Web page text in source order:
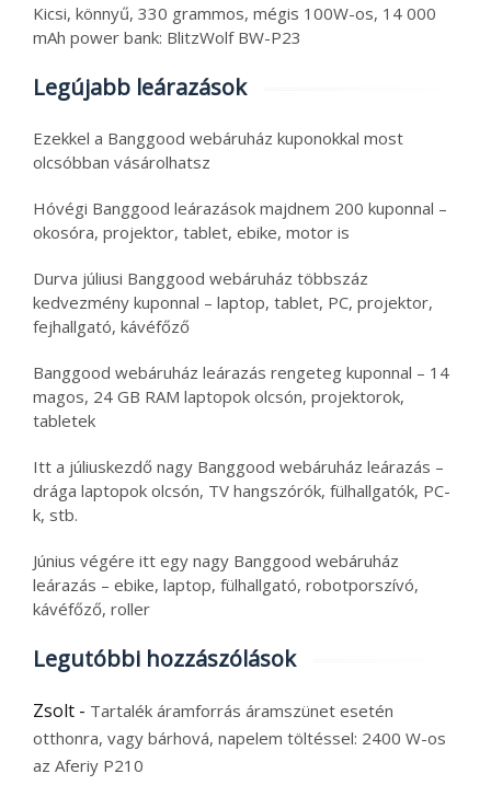
Kicsi, könnyű, 330 grammos, mégis 100W-os, 14 000
mAh power bank: BlitzWolf BW-P23
Legújabb leárazások
Ezekkel a Banggood webáruház kuponokkal most
olcsóbban vásárolhatsz
Hóvégi Banggood leárazások majdnem 200 kuponnal –
okosóra, projektor, tablet, ebike, motor is
Durva júliusi Banggood webáruház többszáz
kedvezmény kuponnal – laptop, tablet, PC, projektor,
fejhallgató, kávéfőző
Banggood webáruház leárazás rengeteg kuponnal – 14
magos, 24 GB RAM laptopok olcsón, projektorok,
tabletek
Itt a júliuskezdő nagy Banggood webáruház leárazás –
drága laptopok olcsón, TV hangszórók, fülhallgatók, PC-
k, stb.
Június végére itt egy nagy Banggood webáruház
leárazás – ebike, laptop, fülhallgató, robotporszívó,
kávéfőző, roller
Legutóbbi hozzászólások
Zsolt - Tartalék áramforrás áramszünet esetén
otthonra, vagy bárhová, napelem töltéssel: 2400 W-os
az Aferiy P210